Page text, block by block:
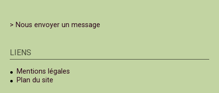
> Nous envoyer un message
LIENS
Mentions légales
Plan du site